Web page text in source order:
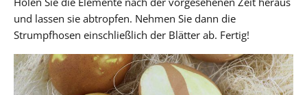
und lassen sie abtropfen. Nehmen Sie dann die
Strumpfhosen einschließlich der Blätter ab. Fertig!